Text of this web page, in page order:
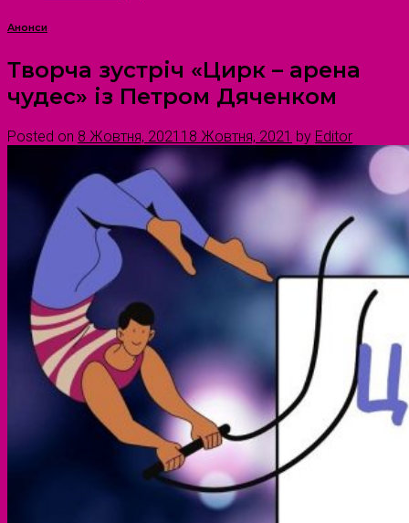
Анонси
Творча зустріч «Цирк – арена
чудес» із Петром Дяченком
Posted on 8 Жовтня, 2021 18 Жовтня, 2021 by Editor